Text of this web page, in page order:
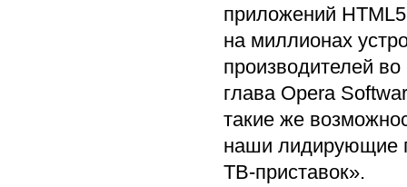
приложений
на миллионах
производителей
глава Opera
такие же
наши лидирующие
ТВ-приставок».